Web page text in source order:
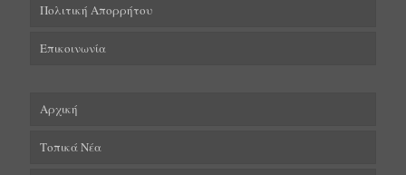
Πολιτική Απορρήτου
Επικοινωνία
Αρχική
Τοπικά Νέα